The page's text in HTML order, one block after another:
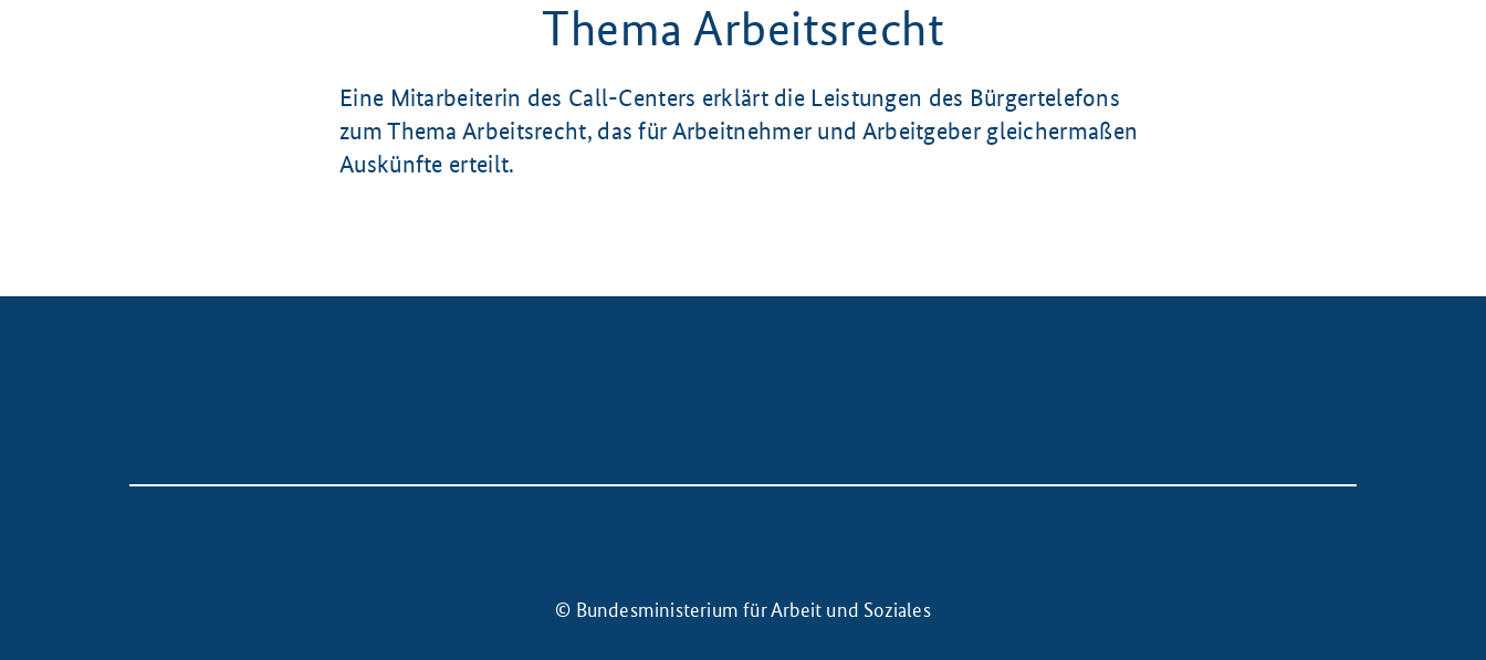
Thema Arbeitsrecht
Eine Mitarbeiterin des Call-Centers erklärt die Leistungen des Bürgertelefons
zum Thema Arbeitsrecht, das für Arbeitnehmer und Arbeitgeber gleichermaßen
Auskünfte erteilt.
© Bundesministerium für Arbeit und Soziales